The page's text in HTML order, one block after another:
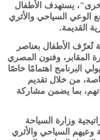
يستهدف الأطفال
بهدف رفع الوعي السياحي والأثري
القديمة.
تُعرّف الأطفال بعناصر
المقابر، وفنون المصري
البرنامج اهتمامًا خاصًا
من خلال تقديم
بما يضمن مشاركة
وزارة السياحة
وعيهم السياحي والأثري